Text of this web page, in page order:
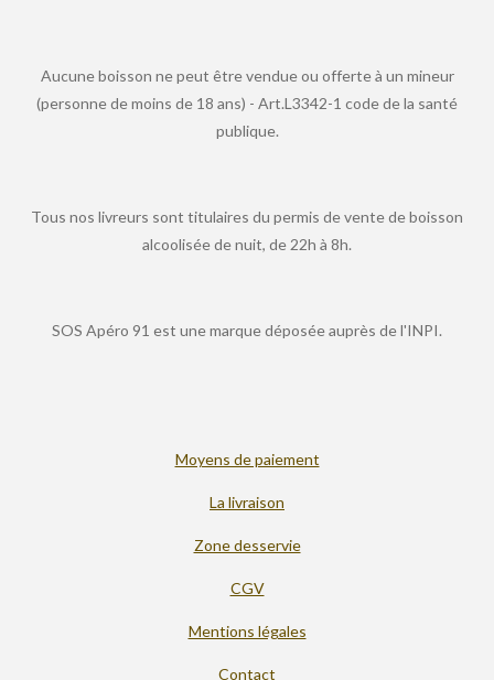
Aucune boisson ne peut être vendue ou offerte à un mineur
(personne de moins de 18 ans) - Art.L3342-1 code de la santé
publique.
Tous nos livreurs sont titulaires du permis de vente de boisson
alcoolisée de nuit, de 22h à 8h.
SOS Apéro 91 est une marque déposée auprès de l'INPI.
Moyens de paiement
La livraison
Zone desservie
CGV
Mentions légales
Contact